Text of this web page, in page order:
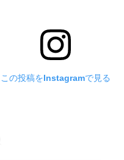
この投稿をInstagramで見る